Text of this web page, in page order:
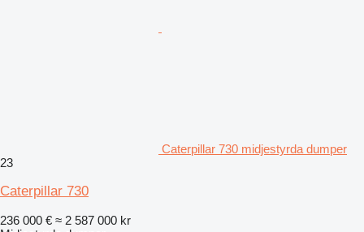
Caterpillar 730 midjestyrda dumper
23
Caterpillar 730
236 000 € ≈ 2 587 000 kr